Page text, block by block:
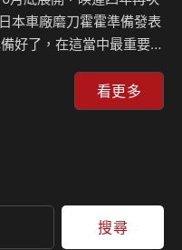
本車廠磨刀霍霍準備發表
好了，在這當中最重要的
休旅車款，預計將會在
即將在2024年的時候
看似一樣，但仔細觀察過
了更多圓弧的線條打造車
看更多
搜尋